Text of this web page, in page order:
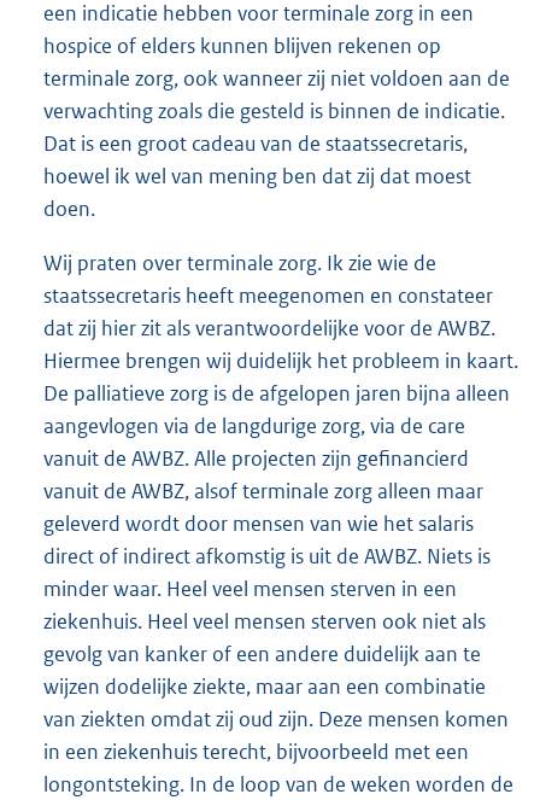
een indicatie hebben voor terminale zorg in een
hospice of elders kunnen blijven rekenen op
terminale zorg, ook wanneer zij niet voldoen aan de
verwachting zoals die gesteld is binnen de indicatie.
Dat is een groot cadeau van de staatssecretaris,
hoewel ik wel van mening ben dat zij dat moest
doen.
Wij praten over terminale zorg. Ik zie wie de
staatssecretaris heeft meegenomen en constateer
dat zij hier zit als verantwoordelijke voor de AWBZ.
Hiermee brengen wij duidelijk het probleem in kaart.
De palliatieve zorg is de afgelopen jaren bijna alleen
aangevlogen via de langdurige zorg, via de care
vanuit de AWBZ. Alle projecten zijn gefinancierd
vanuit de AWBZ, alsof terminale zorg alleen maar
geleverd wordt door mensen van wie het salaris
direct of indirect afkomstig is uit de AWBZ. Niets is
minder waar. Heel veel mensen sterven in een
ziekenhuis. Heel veel mensen sterven ook niet als
gevolg van kanker of een andere duidelijk aan te
wijzen dodelijke ziekte, maar aan een combinatie
van ziekten omdat zij oud zijn. Deze mensen komen
in een ziekenhuis terecht, bijvoorbeeld met een
longontsteking. In de loop van de weken worden de